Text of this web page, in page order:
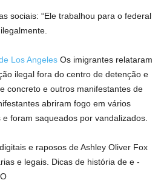
sociais: “Ele trabalhou para o federal
Los Angeles Os imigrantes relataram
ilegal fora do centro de detenção e
concreto e outros manifestantes de
abriram fogo em vários
foram saqueados por vandalizados.
e raposos de Ashley Oliver Fox
e legais. Dicas de história de e -
O